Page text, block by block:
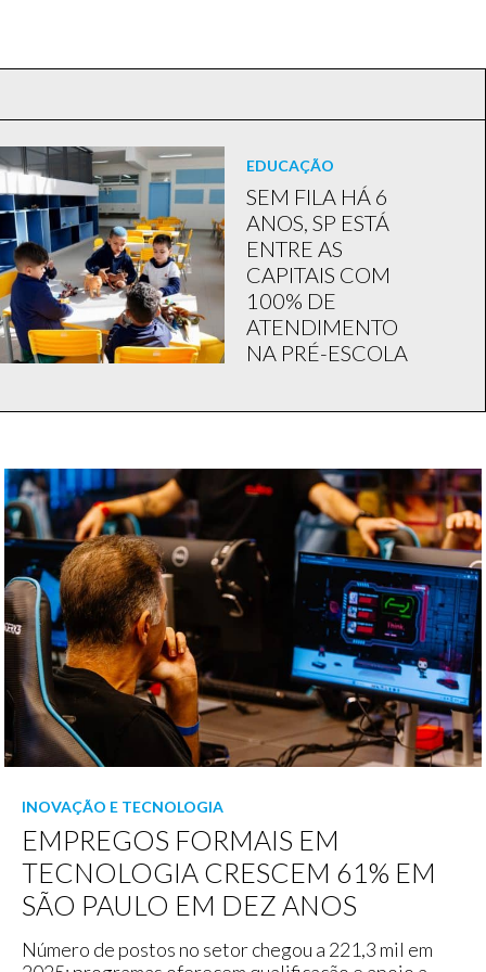
EDUCAÇÃO
SEM FILA HÁ 6
ANOS, SP ESTÁ
ENTRE AS
CAPITAIS COM
100% DE
ATENDIMENTO
NA PRÉ-ESCOLA
INOVAÇÃO E TECNOLOGIA
EMPREGOS FORMAIS EM
TECNOLOGIA CRESCEM 61% EM
SÃO PAULO EM DEZ ANOS
Número de postos no setor chegou a 221,3 mil em